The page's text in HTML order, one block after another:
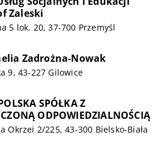
Zaleski
5 lok. 20, 37-700 Przemyśl
Zadrożna-Nowak
9, 43-227 Gilowice
SPÓŁKA Z
ODPOWIEDZIALNOŚCIĄ
Okrzei 2/225, 43-300 Bielsko-Biała